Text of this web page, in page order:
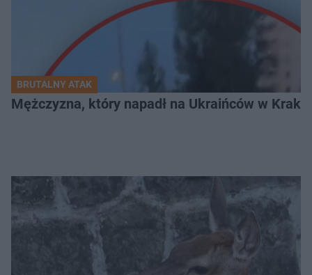
BRUTALNY ATAK
Mężczyzna, który napadł na Ukraińców w